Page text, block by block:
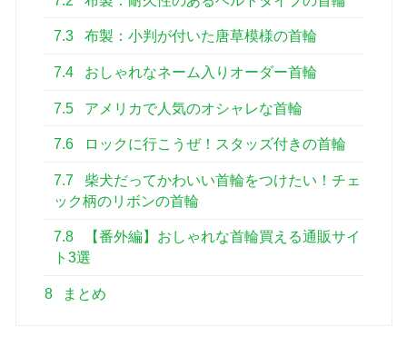
7.3 布製：小判が付いた唐草模様の首輪
7.4 おしゃれなネーム入りオーダー首輪
7.5 アメリカで人気のオシャレな首輪
7.6 ロックに行こうぜ！スタッズ付きの首輪
7.7
柴犬だってかわいい首輪をつけたい！チェ
ック柄のリボンの首輪
7.8
【番外編】おしゃれな首輪買える通販サイ
ト3選
8 まとめ